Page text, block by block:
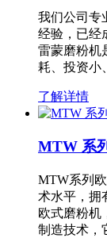
我们公司专
经验，已经
雷蒙磨粉机
耗、投资小
了解详情
MTW 系
MTW系列
术水平，拥
欧式磨粉机
制造技术，